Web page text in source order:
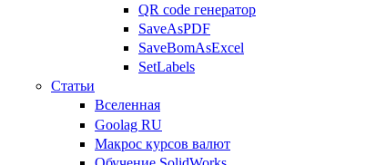
QR code генератор
SaveAsPDF
SaveBomAsExcel
SetLabels
Статьи
Вселенная
Goolag RU
Макрос курсов валют